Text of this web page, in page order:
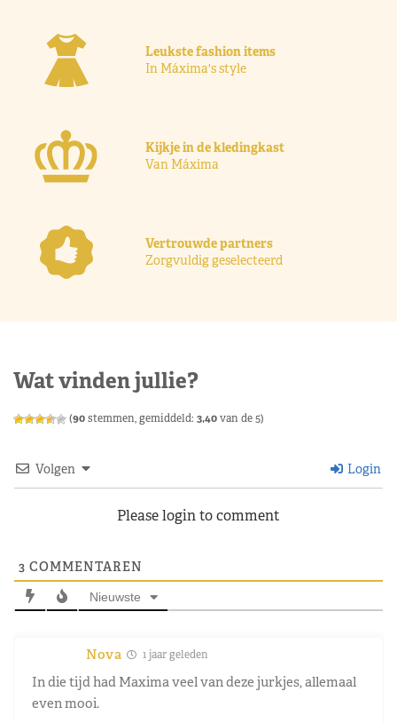
Leukste fashion items
In Máxima's style
Kijkje in de kledingkast
Van Máxima
Vertrouwde partners
Zorgvuldig geselecteerd
Wat vinden jullie?
(90stemmen, gemiddeld: 3,40van de 5)
Volgen Login
Please login to comment
3 COMMENTAREN
Nieuwste
Nova 1 jaar geleden
In die tijd had Maxima veel van deze jurkjes, allemaal
even mooi.